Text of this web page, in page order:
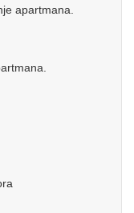
apartmana.